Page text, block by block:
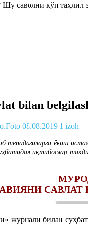
саволни кўп таҳлил
bilan
08.08.2019 1 izoh
тепадагиларга ёқиш
иқтибослар
билан